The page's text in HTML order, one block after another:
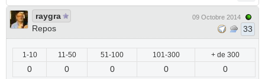
raygra
Repos
09 Octobre 2014
33
1-10 11-50 51-100 101-300 + de 300
0 0 0 0 0